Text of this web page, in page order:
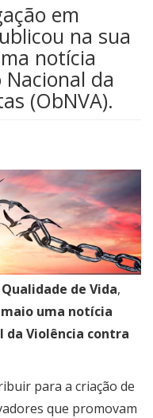
em
na sua
notícia
da
(ObNVA).
de Vida,
uma notícia
da Violência contra
para a criação de
que promovam